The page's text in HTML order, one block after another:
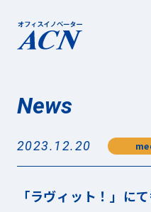
法人のお客様
個人のお客様
About ACN
ACNについて
News
2023.12.20
「ラヴィット！」に